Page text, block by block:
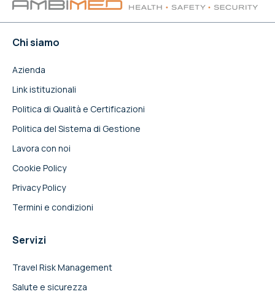
Chi siamo
Azienda
Link istituzionali
Politica di Qualità e Certificazioni
Politica del Sistema di Gestione
Lavora con noi
Cookie Policy
Privacy Policy
Termini e condizioni
Servizi
Travel Risk Management
Salute e sicurezza